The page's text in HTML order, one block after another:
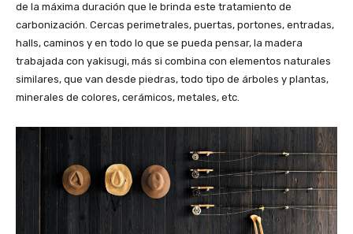
de la máxima duración que le brinda este tratamiento de
carbonización. Cercas perimetrales, puertas, portones, entradas,
halls, caminos y en todo lo que se pueda pensar, la madera
trabajada con yakisugi, más si combina con elementos naturales
similares, que van desde piedras, todo tipo de árboles y plantas,
minerales de colores, cerámicos, metales, etc.